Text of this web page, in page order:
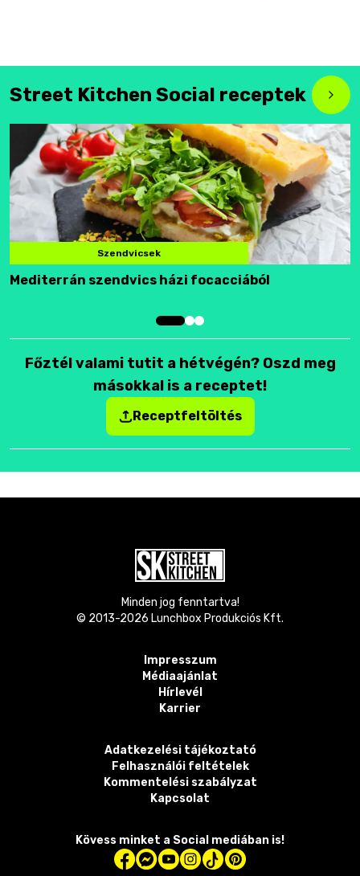
Street Kitchen Social receptek
Szendvicsek
Mediterrán szendvics házi focacciából
Főztél valami tutit a hétvégén? Oszd meg
másokkal is a receptet!
Receptfeltöltés
Minden jog fenntartva!
© 2013-2026 Lunchbox Produkciós Kft.
Impresszum
Médiaajánlat
Hírlevél
Karrier
Adatkezelési tájékoztató
Felhasználói feltételek
Kommentelési szabályzat
Kapcsolat
Kövess minket a Social mediában is!